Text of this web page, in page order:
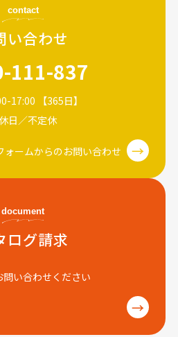
contact
い合わせ
111-837
17:00 【365日】
日／不定休
ォームからのお問い合わせ →
document
ログ請求
問い合わせください
→